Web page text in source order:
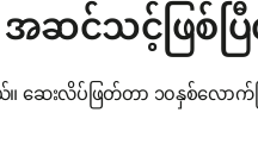
င်သင့်ဖြစ်ပြီ
။ ဆေးလိပ်ဖြတ်တာ ၁၀နှစ်လ